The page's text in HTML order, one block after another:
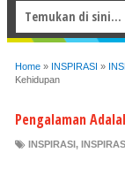
Home » INSPIRASI »
Kehidupan
Pengalaman
INSPIRASI,